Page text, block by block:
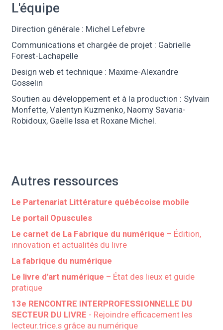
L'équipe
Direction générale : Michel Lefebvre
Communications et chargée de projet : Gabrielle
Forest-Lachapelle
Design web et technique : Maxime-Alexandre
Gosselin
Soutien au développement et à la production : Sylvain
Monfette, Valentyn Kuzmenko, Naomy Savaria-
Robidoux, Gaëlle Issa et Roxane Michel.
Autres ressources
Le Partenariat Littérature québécoise mobile
Le portail Opuscules
Le carnet de La Fabrique du numérique – Édition,
innovation et actualités du livre
La fabrique du numérique
Le livre d'art numérique – État des lieux et guide
pratique
13e RENCONTRE INTERPROFESSIONNELLE DU
SECTEUR DU LIVRE - Rejoindre efficacement les
lecteur.trice.s grâce au numérique